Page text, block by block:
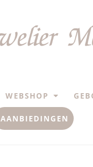
WEBSHOP
AANBIEDINGEN